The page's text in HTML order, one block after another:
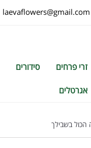
laevaflowers@gmail.com
זרי פרחים סידורים
אגרטלים
הכול בשבילך